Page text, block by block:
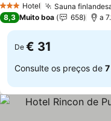
3 EstrelasHotel Sauna
8,3 Muito boa 658 a
De € 31
Consulte os preços de